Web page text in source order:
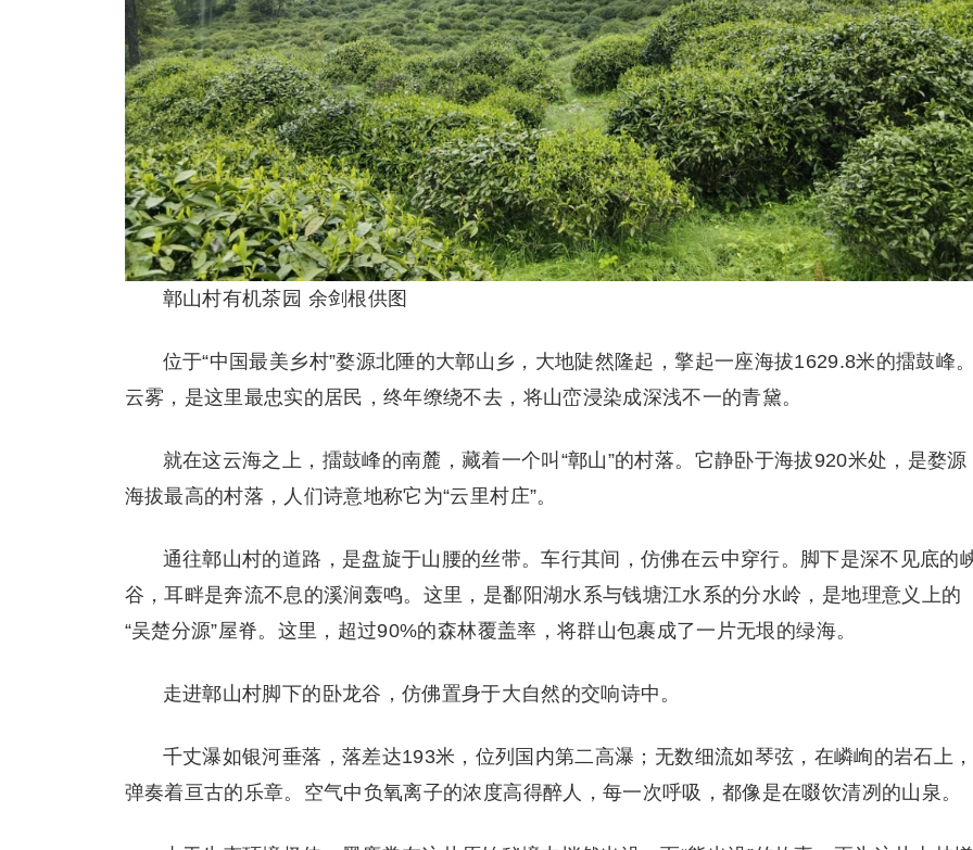
鄣山村有机茶园 余剑根供图
位于“中国最美乡村”婺源北陲的大鄣山乡，大地陡然隆起，擎起一座海拔1629.8米的擂鼓峰
云雾，是这里最忠实的居民，终年缭绕不去，将山峦浸染成深浅不一的青黛。
就在这云海之上，擂鼓峰的南麓，藏着一个叫“鄣山”的村落。它静卧于海拔920米处，是婺源
海拔最高的村落，人们诗意地称它为“云里村庄”。
通往鄣山村的道路，是盘旋于山腰的丝带。车行其间，仿佛在云中穿行。脚下是深不见底的
谷，耳畔是奔流不息的溪涧轰鸣。这里，是鄱阳湖水系与钱塘江水系的分水岭，是地理意义上的
“吴楚分源”屋脊。这里，超过90%的森林覆盖率，将群山包裹成了一片无垠的绿海。
走进鄣山村脚下的卧龙谷，仿佛置身于大自然的交响诗中。
千丈瀑如银河垂落，落差达193米，位列国内第二高瀑；无数细流如琴弦，在嶙峋的岩石上，
弹奏着亘古的乐章。空气中负氧离子的浓度高得醉人，每一次呼吸，都像是在啜饮清冽的山泉。